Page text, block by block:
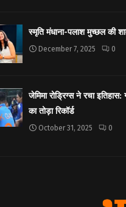
स्मृति मंधाना-पलाश मुच्छल की
December 7, 2025 0
जेमिमा रोड्रिग्स ने रचा इतिहास:
का तोड़ा रिकॉर्ड
October 31, 2025 0